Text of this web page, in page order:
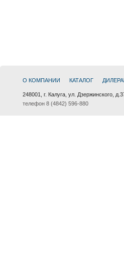
О КОМПАНИИ КАТАЛОГ
248001, г. Калуга, ул. Дзержинского,
телефон 8 (4842) 596-880